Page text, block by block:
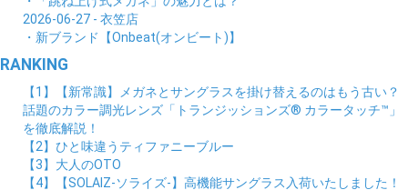
2026-06-27 - 衣笠店
・新ブランド【Onbeat(オンビート)】
RANKING
【1】【新常識】メガネとサングラスを掛け替えるのはもう古い？
話題のカラー調光レンズ「トランジッションズ® カラータッチ™」
を徹底解説！
【2】ひと味違うティファニーブルー
【3】大人のOTO
【4】【SOLAIZ-ソライズ-】高機能サングラス入荷いたしました！